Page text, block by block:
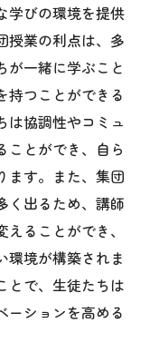
学びの環境を提供
授業の利点は、多
が一緒に学ぶこと
持つことができる
は協調性やコミュ
ことができ、自ら
ます。また、集団
く出るため、講師
ることができ、
環境が構築されま
とで、生徒たちは
ーションを高める